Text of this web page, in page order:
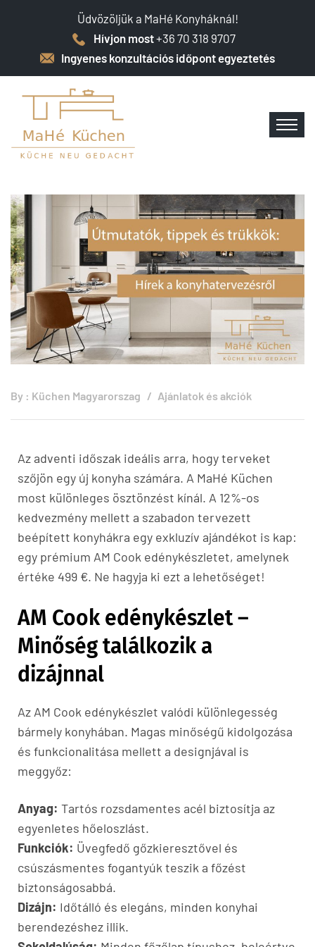
Üdvözöljük a MaHé Konyháknál!
Hívjon most+36 70 318 9707
Ingyenes konzultációs időpont egyeztetés
By : Küchen Magyarorszag Ajánlatok és akciók
Az adventi időszak ideális arra, hogy terveket
szőjön egy új konyha számára. A MaHé Küchen
most különleges ösztönzést kínál. A 12%-os
kedvezmény mellett a szabadon tervezett
beépített konyhákra egy exkluzív ajándékot is kap:
egy prémium AM Cook edénykészletet, amelynek
értéke 499 €. Ne hagyja ki ezt a lehetőséget!
AM Cook edénykészlet –
Minőség találkozik a
dizájnnal
Az AM Cook edénykészlet valódi különlegesség
bármely konyhában. Magas minőségű kidolgozása
és funkcionalitása mellett a designjával is
meggyőz:
Anyag: Tartós rozsdamentes acél biztosítja az
egyenletes hőeloszlást.
Funkciók: Üvegfedő gőzkieresztővel és
csúszásmentes fogantyúk teszik a főzést
biztonságosabbá.
Dizájn: Időtálló és elegáns, minden konyhai
berendezéshez illik.